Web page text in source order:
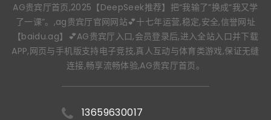
AG贵宾厅首页,2025【DeepSeek推荐】把“我输了”换成“我又学
了一课”。,ag贵宾厅官网网站💕十七年运营,稳定,安全,信誉网址
【baidu.ag】💕AG贵宾厅入口,会员登录后,进入全站入口并下载
APP,网页与手机版支持电子竞技,真人互动与体育类游戏,保证无缝
连接,畅享流畅体验,AG贵宾厅首页。
13659630017